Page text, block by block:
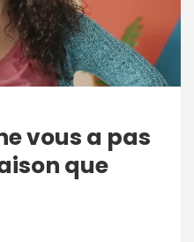
vous a pas
que